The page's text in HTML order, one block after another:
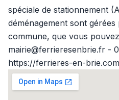
spéciale de stationnement
déménagement sont
commune, que vous
mairie@ferrieresenbrie.fr -
https://ferrieres-en-